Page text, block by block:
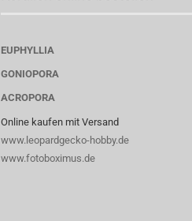
EUPHYLLIA
GONIOPORA
ACROPORA
Online kaufen mit Versand
www.leopardgecko-hobby.de
www.fotoboximus.de